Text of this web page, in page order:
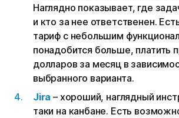
Наглядно показывает, где
и кто за нее ответственен.
тариф с небольшим
понадобится больше, платить
долларов за месяц в
выбранного варианта.
Jira– хороший, наглядный
таки на канбане. Есть